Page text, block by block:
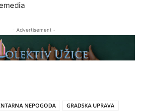
- Advertisement -
NEPOGODA
GRADSKA UPRAVA